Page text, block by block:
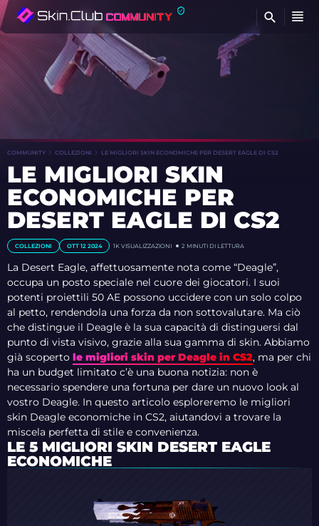
COMMUNITY COLLEZIONI LE MIGLIORI SKIN ECONOMICHE PER DESERT EAGLE DI CS2
LE MIGLIORI SKIN
ECONOMICHE PER
DESERT EAGLE DI CS2
COLLEZIONI OTT 12 2024 1K VISUALIZZAZIONI 2 MINUTI DI LETTURA
La Desert Eagle, affettuosamente nota come “Deagle”,
occupa un posto speciale nel cuore dei giocatori. I suoi
potenti proiettili 50 AE possono uccidere con un solo colpo
al petto, rendendola una forza da non sottovalutare. Ma ciò
che distingue il Deagle è la sua capacità di distinguersi dal
punto di vista visivo, grazie alla sua gamma di skin. Abbiamo
già scoperto le migliori skin per Deagle in CS2, ma per chi
ha un budget limitato c’è una buona notizia: non è
necessario spendere una fortuna per dare un nuovo look al
vostro Deagle. In questo articolo esploreremo le migliori
skin Deagle economiche in CS2, aiutandovi a trovare la
miscela perfetta di stile e convenienza.
LE 5 MIGLIORI SKIN DESERT EAGLE
ECONOMICHE